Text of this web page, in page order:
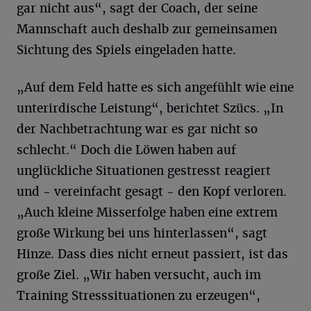
gar nicht aus“, sagt der Coach, der seine
Mannschaft auch deshalb zur gemeinsamen
Sichtung des Spiels eingeladen hatte.
„Auf dem Feld hatte es sich angefühlt wie eine
unterirdische Leistung“, berichtet Szücs. „In
der Nachbetrachtung war es gar nicht so
schlecht.“ Doch die Löwen haben auf
unglückliche Situationen gestresst reagiert
und - vereinfacht gesagt - den Kopf verloren.
„Auch kleine Misserfolge haben eine extrem
große Wirkung bei uns hinterlassen“, sagt
Hinze. Dass dies nicht erneut passiert, ist das
große Ziel. „Wir haben versucht, auch im
Training Stresssituationen zu erzeugen“,